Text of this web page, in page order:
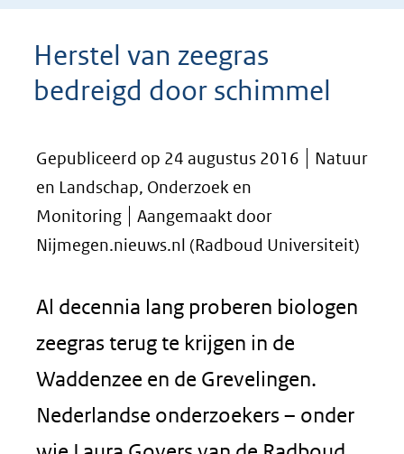
Herstel van zeegras
bedreigd door schimmel
Gepubliceerd op 24 augustus 2016
Natuur
en Landschap, Onderzoek en
Monitoring
Aangemaakt door
Nijmegen.nieuws.nl (Radboud Universiteit)
Al decennia lang proberen biologen
zeegras terug te krijgen in de
Waddenzee en de Grevelingen.
Nederlandse onderzoekers – onder